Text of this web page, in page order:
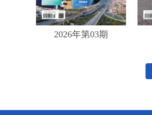
2026年第03期